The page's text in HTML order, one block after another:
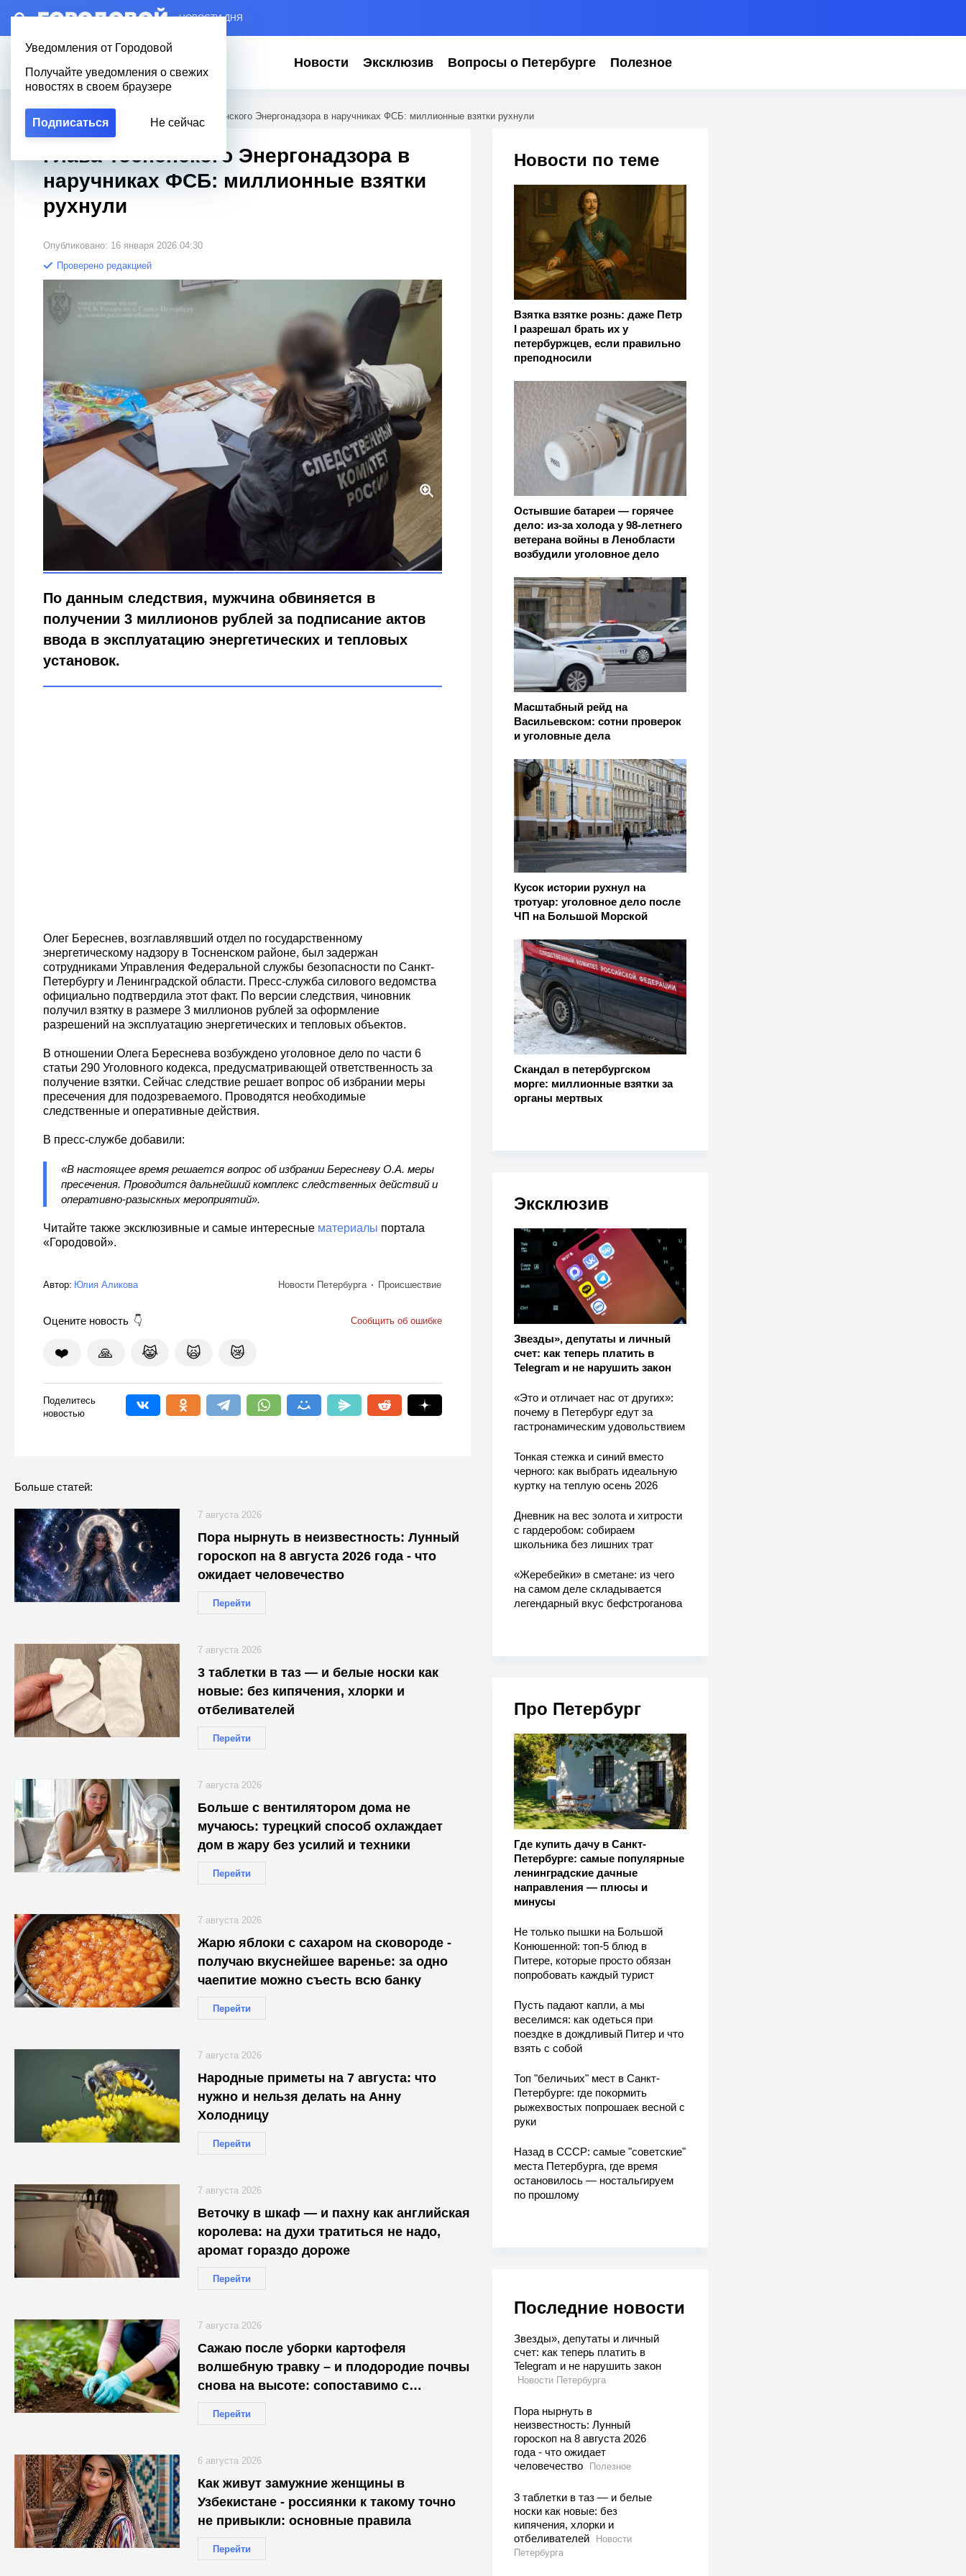
– НОВОСТИ ДНЯ
Уведомления от Городовой
Получайте уведомления о свежих
новостях в своем браузере
Подписаться Не сейчас
Новости Эксклюзив Вопросы о Петербурге Полезное
Городовой Новости Петербурга Глава Тосненского Энергонадзора в наручниках ФСБ: миллионные взятки рухнули
Новости по теме
Взятка взятке рознь: даже Петр
I разрешал брать их у
петербуржцев, если правильно
преподносили
Остывшие батареи — горячее
дело: из‑за холода у 98‑летнего
ветерана войны в Ленобласти
возбудили уголовное дело
Масштабный рейд на
Васильевском: сотни проверок
и уголовные дела
Кусок истории рухнул на
тротуар: уголовное дело после
ЧП на Большой Морской
Скандал в петербургском
морге: миллионные взятки за
органы мертвых
Эксклюзив
Звезды», депутаты и личный
счет: как теперь платить в
Telegram и не нарушить закон
«Это и отличает нас от других»:
почему в Петербург едут за
гастронамическим удовольствием
Тонкая стежка и синий вместо
черного: как выбрать идеальную
куртку на теплую осень 2026
Дневник на вес золота и хитрости
с гардеробом: собираем
школьника без лишних трат
«Жеребейки» в сметане: из чего
на самом деле складывается
легендарный вкус бефстроганова
Про Петербург
Где купить дачу в Санкт-
Петербурге: самые популярные
ленинградские дачные
направления — плюсы и
минусы
Не только пышки на Большой
Конюшенной: топ-5 блюд в
Питере, которые просто обязан
попробовать каждый турист
Пусть падают капли, а мы
веселимся: как одеться при
поездке в дождливый Питер и что
взять с собой
Топ "беличьих" мест в Санкт-
Петербурге: где покормить
рыжехвостых попрошаек весной с
руки
Назад в СССР: самые "советские"
места Петербурга, где время
остановилось — ностальгируем
по прошлому
Последние новости
Звезды», депутаты и личный
счет: как теперь платить в
Telegram и не нарушить закон
Новости Петербурга
Пора нырнуть в
неизвестность: Лунный
гороскоп на 8 августа 2026
года - что ожидает
человечество
Полезное
3 таблетки в таз — и белые
носки как новые: без
кипячения, хлорки и
отбеливателей
Новости
Петербурга
Глава Тосненского Энергонадзора в
наручниках ФСБ: миллионные взятки
рухнули
Опубликовано: 16 января 2026 04:30
Проверено редакцией
Глава Тосненского Энергонадзора в наручниках ФСБ: миллионные взятки
Городовой ру
По данным следствия, мужчина обвиняется в
получении 3 миллионов рублей за подписание актов
ввода в эксплуатацию энергетических и тепловых
установок.
Олег Береснев, возглавлявший отдел по государственному
энергетическому надзору в Тосненском районе, был задержан
сотрудниками Управления Федеральной службы безопасности по Санкт-
Петербургу и Ленинградской области. Пресс-служба силового ведомства
официально подтвердила этот факт. По версии следствия, чиновник
получил взятку в размере 3 миллионов рублей за оформление
разрешений на эксплуатацию энергетических и тепловых объектов.
В отношении Олега Береснева возбуждено уголовное дело по части 6
статьи 290 Уголовного кодекса, предусматривающей ответственность за
получение взятки. Сейчас следствие решает вопрос об избрании меры
пресечения для подозреваемого. Проводятся необходимые
следственные и оперативные действия.
В пресс-службе добавили:
«В настоящее время решается вопрос об избрании Бересневу О.А. меры
пресечения. Проводится дальнейший комплекс следственных действий и
оперативно-разыскных мероприятий».
Читайте также эксклюзивные и самые интересные материалы портала
«Городовой».
Автор: Юлия Аликова Новости Петербурга Происшествие
Оцените новость Сообщить об ошибке
❤️ 🙏 😹 🙀 😿
Поделитесь
новостью
Больше статей:
Пора нырнуть в неизвестность: Лунный
гороскоп на 8 августа 2026 года - что
ожидает человечество
Перейти
7 августа 2026
3 таблетки в таз — и белые носки как
новые: без кипячения, хлорки и
отбеливателей
Перейти
7 августа 2026
Больше с вентилятором дома не
мучаюсь: турецкий способ охлаждает
дом в жару без усилий и техники
Перейти
7 августа 2026
Жарю яблоки с сахаром на сковороде -
получаю вкуснейшее варенье: за одно
чаепитие можно съесть всю банку
Перейти
7 августа 2026
Народные приметы на 7 августа: что
нужно и нельзя делать на Анну
Холодницу
Перейти
7 августа 2026
Веточку в шкаф — и пахну как английская
королева: на духи тратиться не надо,
аромат гораздо дороже
Перейти
7 августа 2026
Сажаю после уборки картофеля
волшебную травку – и плодородие почвы
снова на высоте: сопоставимо с
Перейти
7 августа 2026
Как живут замужние женщины в
Узбекистане - россиянки к такому точно
не привыкли: основные правила
Перейти
6 августа 2026